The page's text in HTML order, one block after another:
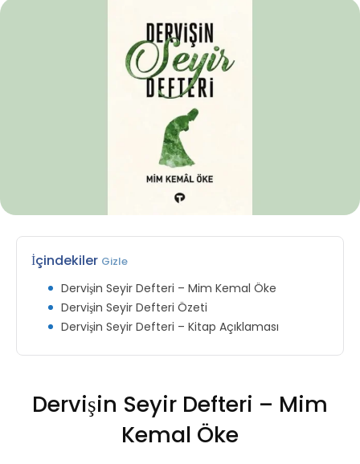
İçindekiler Gizle
Dervişin Seyir Defteri – Mim Kemal Öke
Dervişin Seyir Defteri Özeti
Dervişin Seyir Defteri – Kitap Açıklaması
Dervişin Seyir Defteri – Mim
Kemal Öke